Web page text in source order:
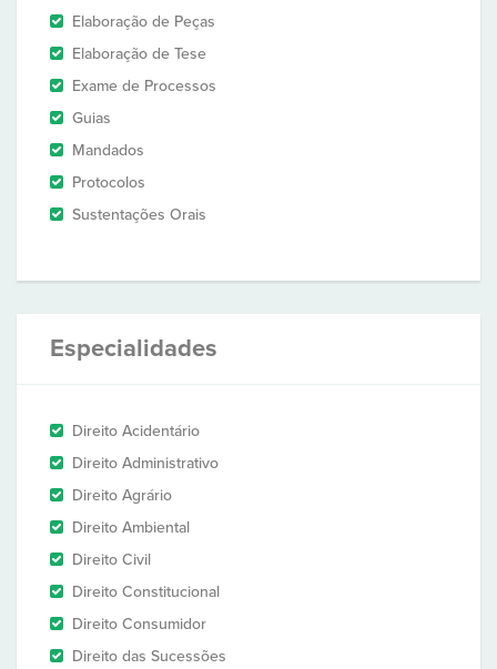
Elaboração de Peças
Elaboração de Tese
Exame de Processos
Guias
Mandados
Protocolos
Sustentações Orais
Especialidades
Direito Acidentário
Direito Administrativo
Direito Agrário
Direito Ambiental
Direito Civil
Direito Constitucional
Direito Consumidor
Direito das Sucessões